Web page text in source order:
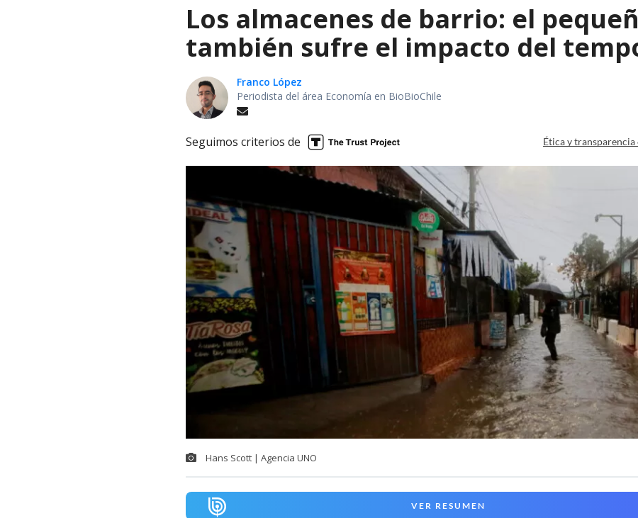
Los almacenes de barrio: el
también sufre el impacto del
Franco López
Periodista del área Economía en BioBioChile
Seguimos criterios de Ética y
Hans Scott | Agencia UNO
VER RESUMEN